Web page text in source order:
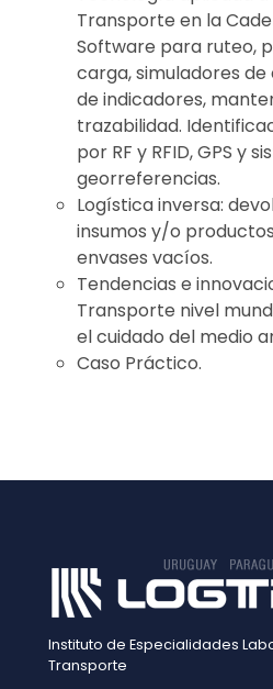
Transporte en la
Software para ruteo,
carga, simuladores
de indicadores,
trazabilidad.
por RF y RFID, GPS y
georreferencias.
Logística inversa:
insumos y/o
envases vacíos.
Tendencias e
Transporte nivel
el cuidado del medio
Caso Práctico.
Instituto de Especialidades
Transporte